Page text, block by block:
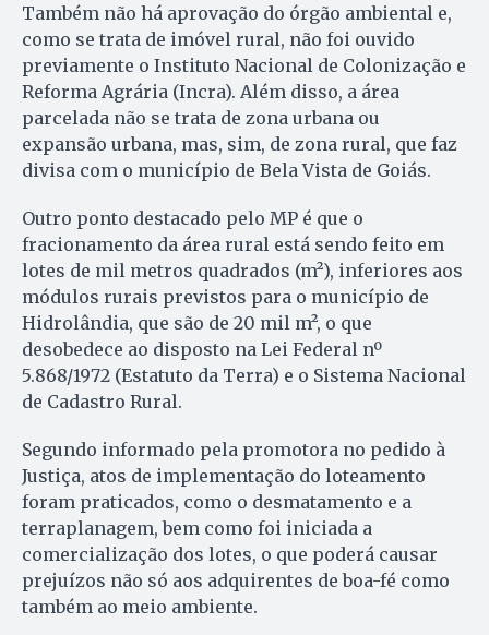
Também não há aprovação do órgão ambiental e,
como se trata de imóvel rural, não foi ouvido
previamente o Instituto Nacional de Colonização e
Reforma Agrária (Incra). Além disso, a área
parcelada não se trata de zona urbana ou
expansão urbana, mas, sim, de zona rural, que faz
divisa com o município de Bela Vista de Goiás.
Outro ponto destacado pelo MP é que o
fracionamento da área rural está sendo feito em
lotes de mil metros quadrados (m²), inferiores aos
módulos rurais previstos para o município de
Hidrolândia, que são de 20 mil m², o que
desobedece ao disposto na Lei Federal nº
5.868/1972 (Estatuto da Terra) e o Sistema Nacional
de Cadastro Rural.
Segundo informado pela promotora no pedido à
Justiça, atos de implementação do loteamento
foram praticados, como o desmatamento e a
terraplanagem, bem como foi iniciada a
comercialização dos lotes, o que poderá causar
prejuízos não só aos adquirentes de boa-fé como
também ao meio ambiente.